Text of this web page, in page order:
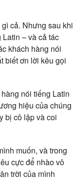
cả. Nhưng sau khi
– và cả tác
khách hàng nói
biết ơn lời kêu gọi
nói tiếng Latin
hiệu của chúng
bị cô lập và coi
muốn, và trong
cực để nhào vô
trời của mình